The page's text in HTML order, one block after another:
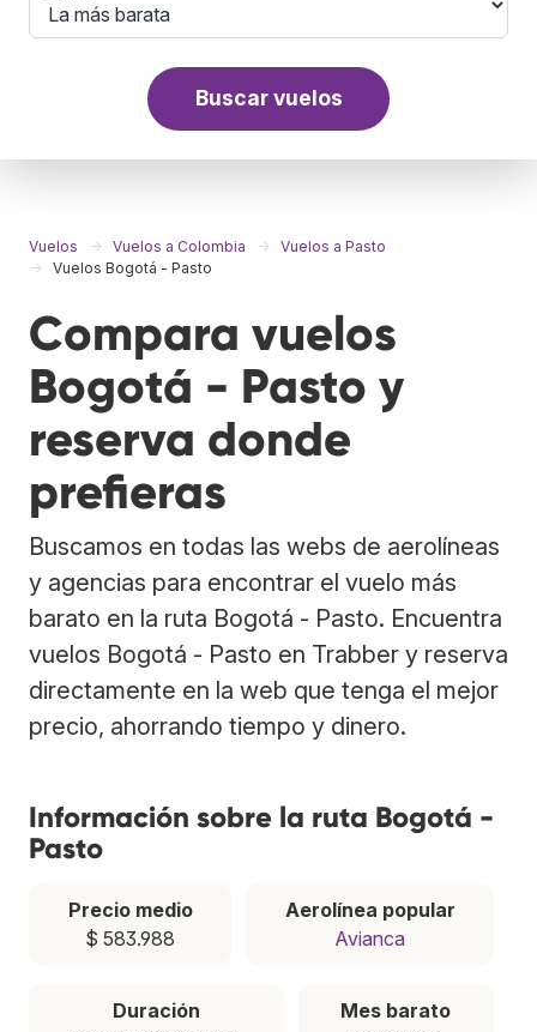
Buscar vuelos
Vuelos Vuelos a Colombia
Vuelos a Pasto
Vuelos Bogotá - Pasto
Compara vuelos
Bogotá - Pasto y
reserva donde
prefieras
Buscamos en todas las webs de aerolíneas
y agencias para encontrar el vuelo más
barato en la ruta Bogotá - Pasto. Encuentra
vuelos Bogotá - Pasto en Trabber y reserva
directamente en la web que tenga el mejor
precio, ahorrando tiempo y dinero.
Información sobre la ruta Bogotá -
Pasto
Precio medio
$ 583.988
Aerolínea popular
Avianca
Duración
Mes barato